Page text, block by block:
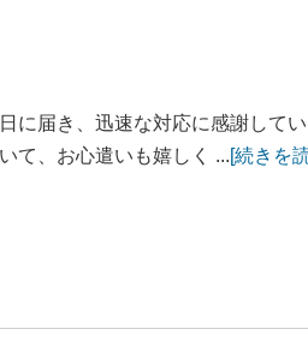
に届き、迅速な対応に感謝して
て、お心遣いも嬉しく ...[続きを